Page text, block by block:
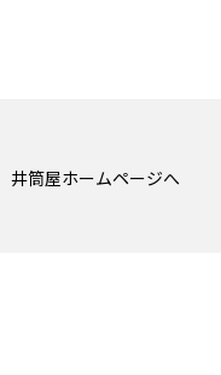
井筒屋ホームページへ